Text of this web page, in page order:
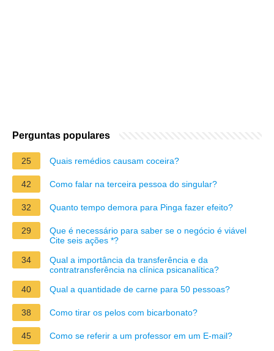
Perguntas populares
25 Quais remédios causam coceira?
42 Como falar na terceira pessoa do singular?
32 Quanto tempo demora para Pinga fazer efeito?
29
Que é necessário para saber se o negócio é viável
Cite seis ações *?
34
Qual a importância da transferência e da
contratransferência na clínica psicanalítica?
40
Qual a quantidade de carne para 50 pessoas?
38 Como tirar os pelos com bicarbonato?
45 Como se referir a um professor em um E-mail?